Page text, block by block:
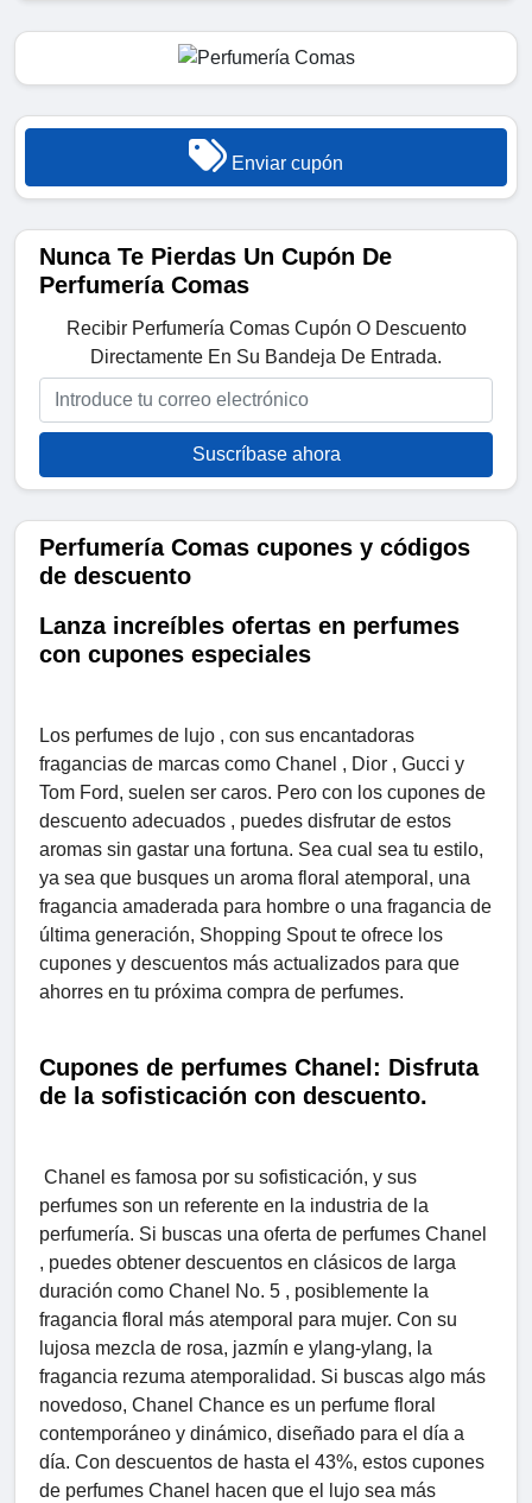
Enviar cupón
Nunca Te Pierdas Un Cupón De
Perfumería Comas
Recibir Perfumería Comas Cupón O Descuento
Directamente En Su Bandeja De Entrada.
Suscríbase ahora
Perfumería Comas cupones y códigos
de descuento
Lanza increíbles ofertas en perfumes
con cupones especiales
Los perfumes de lujo , con sus encantadoras
fragancias de marcas como Chanel , Dior , Gucci y
Tom Ford, suelen ser caros. Pero con los cupones de
descuento adecuados , puedes disfrutar de estos
aromas sin gastar una fortuna. Sea cual sea tu estilo,
ya sea que busques un aroma floral atemporal, una
fragancia amaderada para hombre o una fragancia de
última generación, Shopping Spout te ofrece los
cupones y descuentos más actualizados para que
ahorres en tu próxima compra de perfumes.
Cupones de perfumes Chanel: Disfruta
de la sofisticación con descuento.
Chanel es famosa por su sofisticación, y sus
perfumes son un referente en la industria de la
perfumería. Si buscas una oferta de perfumes Chanel
, puedes obtener descuentos en clásicos de larga
duración como Chanel No. 5 , posiblemente la
fragancia floral más atemporal para mujer. Con su
lujosa mezcla de rosa, jazmín e ylang-ylang, la
fragancia rezuma atemporalidad. Si buscas algo más
novedoso, Chanel Chance es un perfume floral
contemporáneo y dinámico, diseñado para el día a
día. Con descuentos de hasta el 43%, estos cupones
de perfumes Chanel hacen que el lujo sea más